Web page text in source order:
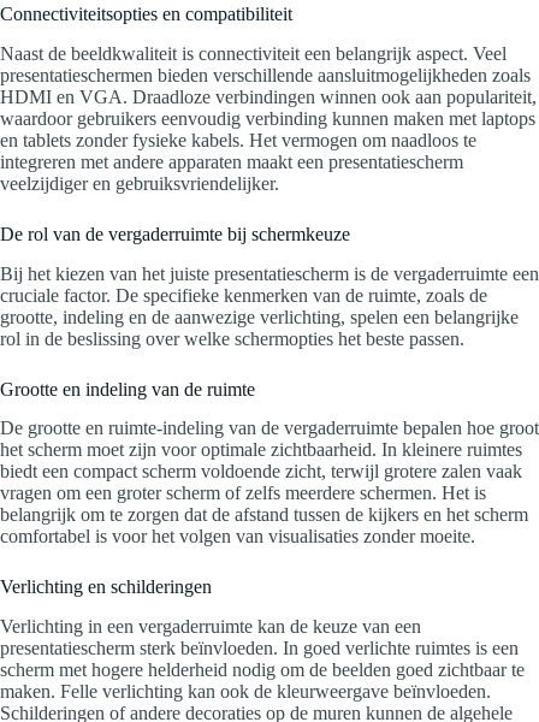
Connectiviteitsopties en compatibiliteit
Naast de beeldkwaliteit is connectiviteit een belangrijk aspect. Veel
presentatieschermen bieden verschillende aansluitmogelijkheden zoals
HDMI en VGA. Draadloze verbindingen winnen ook aan populariteit,
waardoor gebruikers eenvoudig verbinding kunnen maken met laptops
en tablets zonder fysieke kabels. Het vermogen om naadloos te
integreren met andere apparaten maakt een presentatiescherm
veelzijdiger en gebruiksvriendelijker.
De rol van de vergaderruimte bij schermkeuze
Bij het kiezen van het juiste presentatiescherm is de vergaderruimte een
cruciale factor. De specifieke kenmerken van de ruimte, zoals de
grootte, indeling en de aanwezige verlichting, spelen een belangrijke
rol in de beslissing over welke schermopties het beste passen.
Grootte en indeling van de ruimte
De grootte en ruimte-indeling van de vergaderruimte bepalen hoe groot
het scherm moet zijn voor optimale zichtbaarheid. In kleinere ruimtes
biedt een compact scherm voldoende zicht, terwijl grotere zalen vaak
vragen om een groter scherm of zelfs meerdere schermen. Het is
belangrijk om te zorgen dat de afstand tussen de kijkers en het scherm
comfortabel is voor het volgen van visualisaties zonder moeite.
Verlichting en schilderingen
Verlichting in een vergaderruimte kan de keuze van een
presentatiescherm sterk beïnvloeden. In goed verlichte ruimtes is een
scherm met hogere helderheid nodig om de beelden goed zichtbaar te
maken. Felle verlichting kan ook de kleurweergave beïnvloeden.
Schilderingen of andere decoraties op de muren kunnen de algehele